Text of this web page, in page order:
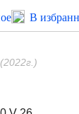
В